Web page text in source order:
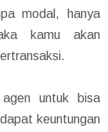
modal, hanya
kamu akan
untuk bisa
keuntungan